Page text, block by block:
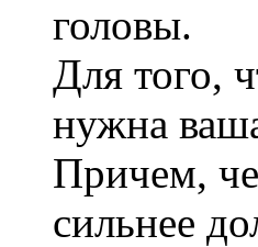
головы.
Для того,
нужна
Причем,
сильнее